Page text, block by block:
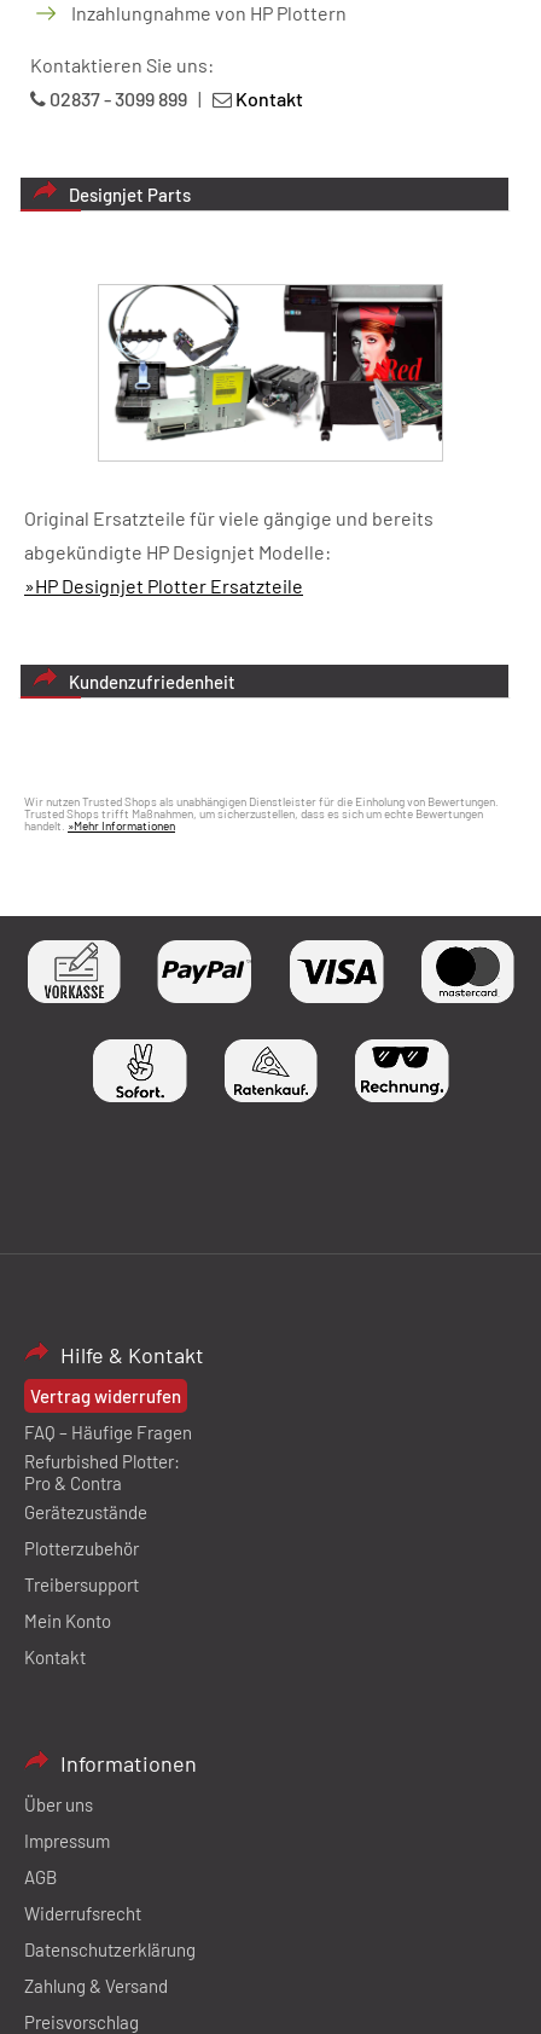
Inzahlungnahme von HP Plottern
Kontaktieren Sie uns:
02837 - 3099 899 | Kontakt
Designjet Parts
Original Ersatzteile für viele gängige und bereits
abgekündigte HP Designjet Modelle:
»HP Designjet Plotter Ersatzteile
Kundenzufriedenheit
Wir nutzen Trusted Shops als unabhängigen Dienstleister für die Einholung von Bewertungen.
Trusted Shops trifft Maßnahmen, um sicherzustellen, dass es sich um echte Bewertungen
handelt. »Mehr Informationen
Hilfe & Kontakt
Vertrag widerrufen
FAQ – Häufige Fragen
Refurbished Plotter:
Pro & Contra
Gerätezustände
Plotterzubehör
Treibersupport
Mein Konto
Kontakt
Informationen
Über uns
Impressum
AGB
Widerrufsrecht
Datenschutzerklärung
Zahlung & Versand
Preisvorschlag